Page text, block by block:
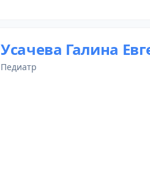
Усачева Галина
педиатр